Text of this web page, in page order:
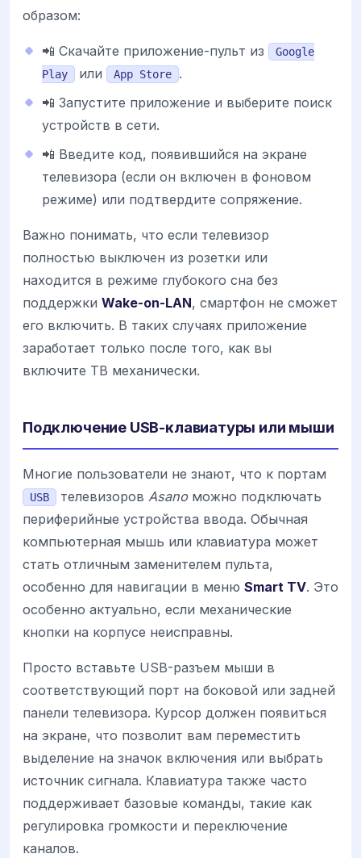
образом:
📲 Скачайте приложение-пульт из
Google
Play
или App Store
.
📲 Запустите приложение и выберите поиск
устройств в сети.
📲 Введите код, появившийся на экране
телевизора (если он включен в фоновом
режиме) или подтвердите сопряжение.
Важно понимать, что если телевизор
полностью выключен из розетки или
находится в режиме глубокого сна без
поддержки Wake-on-LAN, смартфон не сможет
его включить. В таких случаях приложение
заработает только после того, как вы
включите ТВ механически.
Подключение USB-клавиатуры или мыши
Многие пользователи не знают, что к портам
USB телевизоров Asanoможно подключать
периферийные устройства ввода. Обычная
компьютерная мышь или клавиатура может
стать отличным заменителем пульта,
особенно для навигации в меню Smart TV. Это
особенно актуально, если механические
кнопки на корпусе неисправны.
Просто вставьте USB-разъем мыши в
соответствующий порт на боковой или задней
панели телевизора. Курсор должен появиться
на экране, что позволит вам переместить
выделение на значок включения или выбрать
источник сигнала. Клавиатура также часто
поддерживает базовые команды, такие как
регулировка громкости и переключение
каналов.